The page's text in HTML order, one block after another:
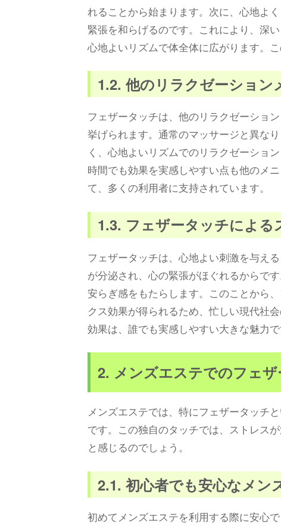
れることから始まります。次に、心地よ
緊張を和らげるのです。これにより、深
心地よいリズムで体全体に広がります。
1.2. 他のリラクゼーション
フェザータッチは、他のリラクゼーショ
挙げられます。通常のマッサージと異な
く、心地よいリズムでのリラクゼーショ
時間でも効果を実感しやすい点も他のメ
て、多くの利用者に支持されています。
1.3. フェザータッチによる
フェザータッチは、心地よい刺激を与え
が分泌され、心の緊張がほぐれるからで
安らぎ感をもたらします。このことから
クス効果が得られるため、忙しい現代社
効果は、誰でも実感しやすい大きな魅力で
2. メンズエステでのフェ
メンズエステでは、特にフェザータッチ
です。この独自のタッチでは、ストレス
と感じるのでしょう。
2.1. 初心者でも安心なメン
初めてメンズエステを利用する際に安心